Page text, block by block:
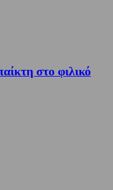
στο φιλικό